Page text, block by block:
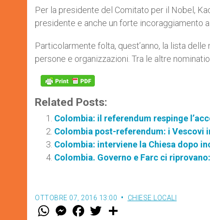
Per la presidente del Comitato per il Nobel,
presidente e anche un forte incoraggiamento
Particolarmente folta, quest’anno, la lista
persone e organizzazioni. Tra le altre
Related Posts:
Colombia: il referendum respinge
Colombia post-referendum: i Vescovi
Colombia: interviene la Chiesa dopo
Colombia. Governo e Farc ci
OTTOBRE 07, 2016 13:00 CHIESE LOCALI
W M
e
F
a w